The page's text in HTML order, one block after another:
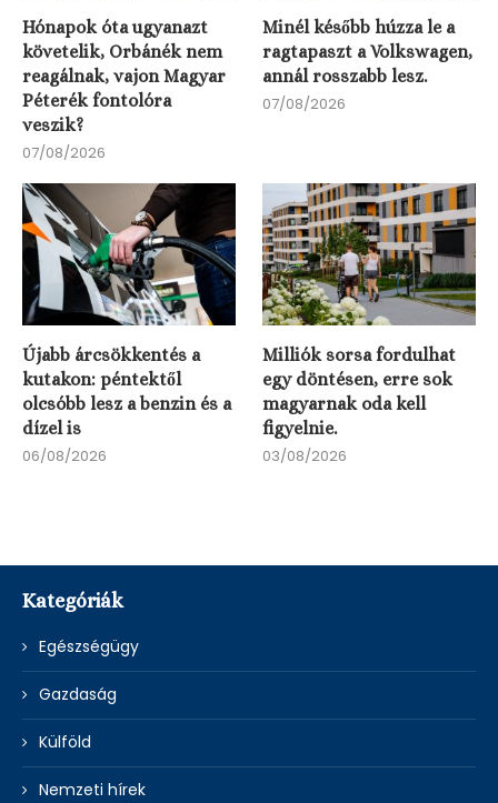
Hónapok óta ugyanazt
követelik, Orbánék nem
reagálnak, vajon Magyar
Péterék fontolóra
veszik?
07/08/2026
Minél később húzza le a
ragtapaszt a Volkswagen,
annál rosszabb lesz.
07/08/2026
Újabb árcsökkentés a
kutakon: péntektől
olcsóbb lesz a benzin és a
dízel is
06/08/2026
Milliók sorsa fordulhat
egy döntésen, erre sok
magyarnak oda kell
figyelnie.
03/08/2026
Kategóriák
Egészségügy
Gazdaság
Külföld
Nemzeti hírek